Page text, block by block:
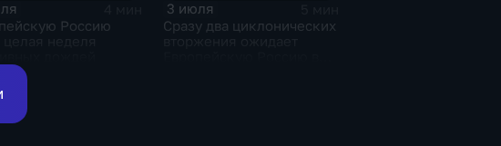
Россию
3 июля
Сразу два циклонических